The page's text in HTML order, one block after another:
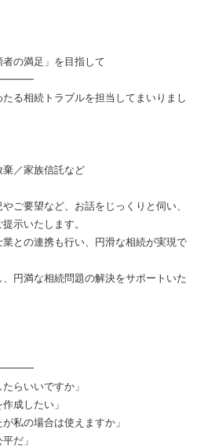
の満足」を目指して
る相続トラブルを担当してまいりまし
／家族信託など
ご要望など、お話をじっくりと伺い、
示いたします。
との連携も行い、円滑な相続が実現で
円満な相続問題の解決をサポートいた
らいいですか」
成したい」
私の場合は使えますか」
だ」